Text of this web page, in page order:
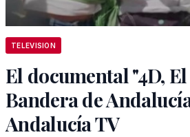
TELEVISION
El documental "4D,
Bandera de
Andalucía TV